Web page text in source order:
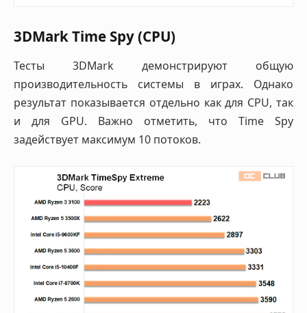
3DMark Time Spy (CPU)
Тесты 3DMark демонстрируют общую
производительность системы в играх. Однако
результат показывается отдельно как для CPU, так
и для GPU. Важно отметить, что Time Spy
задействует максимум 10 потоков.